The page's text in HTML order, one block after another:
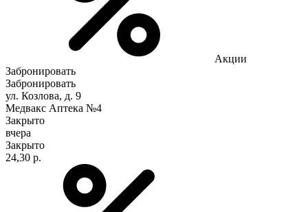
Акции
Забронировать
Забронировать
ул. Козлова, д. 9
Медвакс Аптека №4
Закрыто
вчера
Закрыто
24,30 р.